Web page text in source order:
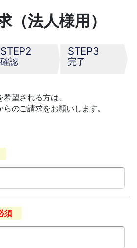
（法人様用）
2
確認
3
完了
望される方は、
らのご請求をお願いします。
須